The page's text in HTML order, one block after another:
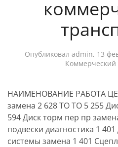
Опубликовал admin, 13
Коммерческий
НАИМЕНОВАНИЕ РАБОТА
замена 2 628 ТО ТО 5 255
594 Диск торм пер пр
подвески диагностика 1
системы замена 1 401